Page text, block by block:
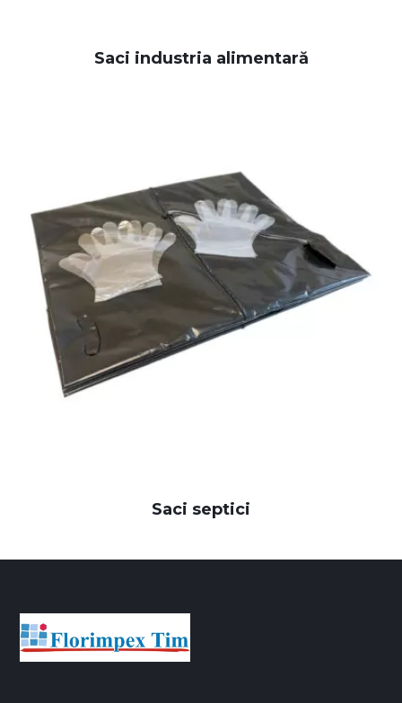
Saci industria alimentară
Saci septici